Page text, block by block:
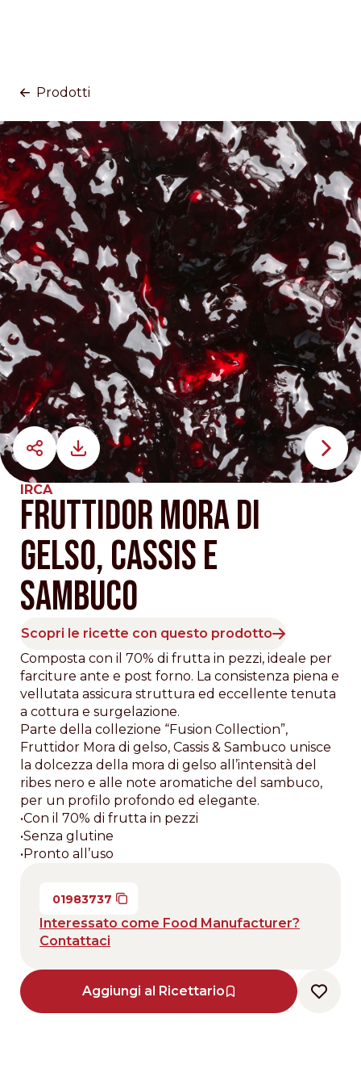
Prodotti
IRCA
FRUTTIDOR MORA DI
GELSO, CASSIS E
SAMBUCO
Scopri le ricette con questo prodotto
Composta con il 70% di frutta in pezzi, ideale per
farciture ante e post forno. La consistenza piena e
vellutata assicura struttura ed eccellente tenuta
a cottura e surgelazione.
Parte della collezione “Fusion Collection”,
Fruttidor Mora di gelso, Cassis & Sambuco unisce
la dolcezza della mora di gelso all’intensità del
ribes nero e alle note aromatiche del sambuco,
per un profilo profondo ed elegante.
•Con il 70% di frutta in pezzi
•Senza glutine
•Pronto all’uso
01983737
Interessato come Food Manufacturer?
Contattaci
Aggiungi al Ricettario